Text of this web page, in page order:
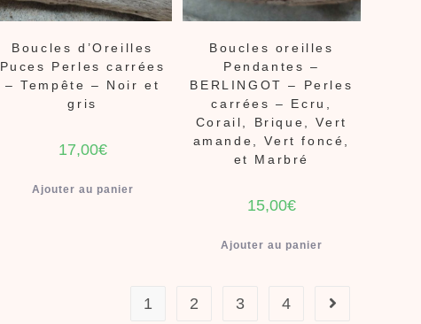
Boucles d’Oreilles
Puces Perles carrées
– Tempête – Noir et
gris
17,00€
Ajouter au panier
Boucles oreilles
Pendantes –
BERLINGOT – Perles
carrées – Ecru,
Corail, Brique, Vert
amande, Vert foncé,
et Marbré
15,00€
Ajouter au panier
1 2 3 4